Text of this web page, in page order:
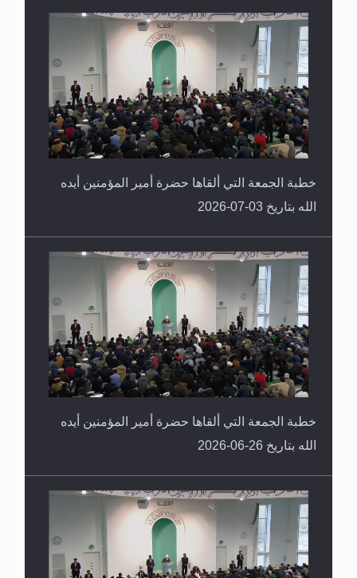
خطبة الجمعة التي ألقاها حضرة أمير المؤمنين أيده
الله بتاريخ 03-07-2026
خطبة الجمعة التي ألقاها حضرة أمير المؤمنين أيده
الله بتاريخ 26-06-2026